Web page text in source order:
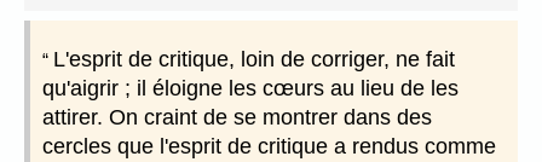
L'esprit de critique, loin de corriger, ne fait
qu'aigrir ; il éloigne les cœurs au lieu de les
attirer. On craint de se montrer dans des
cercles que l'esprit de critique a rendus comme